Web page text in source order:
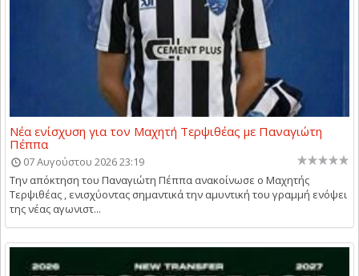
Νέα ενίσχυση για τον Μαχητή Τερψιθέας με Παναγιώτη
Πέππα
07 Αυγούστου 2026 23:19
Την απόκτηση του Παναγιώτη Πέππα ανακοίνωσε ο Μαχητής
Τερψιθέας , ενισχύοντας σημαντικά την αμυντική του γραμμή ενόψει
της νέας αγωνιστ...